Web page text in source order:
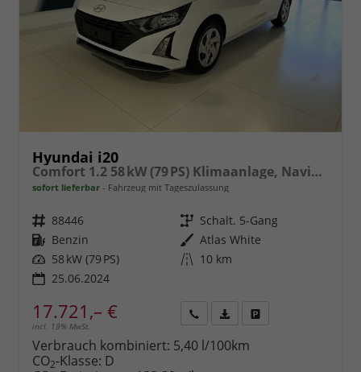
Hyundai i20
Comfort 1.2 58 kW (79 PS) Klimaanlage, Navigationssystem, Radio mit DAB, Apple CarPlay & Android Auto, Rückfahrkamera, Einparkhilfe hinten, Lichtsensor, Spurhalteassistent, Fernlichtassistent, Verkehrszeichenassistent uvm.
sofort lieferbar Fahrzeug mit Tageszulassung
Fahrzeugnr. 88446 Getriebe Schalt. 5-Gang
Kraftstoff Benzin Außenfarbe Atlas White
Leistung 58 kW (79 PS) Kilometerstand 10 km
25.06.2024
17.721,– €
incl. 19% MwSt.
anfordern
Datei,
Verbrauch kombiniert: 5,40 l/100km
CO2-Klasse: D